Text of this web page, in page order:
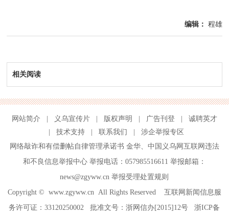
编辑： 程雄
相关阅读
网站简介 义乌宣传片 版权声明 广告刊登
诚聘英才
技术支持 联系我们
涉企举报专区
网络敲诈和有偿删帖自律管理承诺书 金华、 中国义乌网互联网违法
和不良信息举报中心举报电话：057985516611 举报邮箱：
news@zgyww.cn举报受理处置规则
Copyright © www.zgyww.cnAll Rights Reserved 互联网新闻信息服
务许可证：33120250002 批准文号：浙网信办[2015]12号浙ICP备